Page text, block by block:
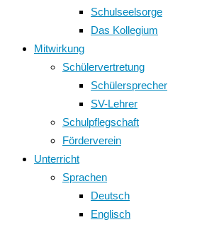
Schulseelsorge
Das Kollegium
Mitwirkung
Schülervertretung
Schülersprecher
SV-Lehrer
Schulpflegschaft
Förderverein
Unterricht
Sprachen
Deutsch
Englisch